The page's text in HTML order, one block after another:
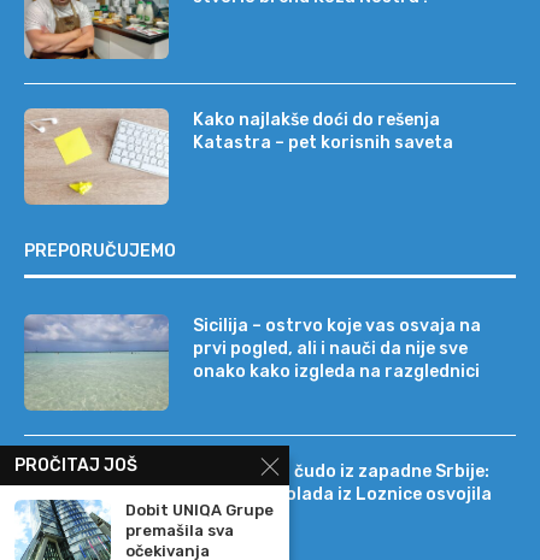
Kako najlakše doći do rešenja
Katastra – pet korisnih saveta
PREPORUČUJEMO
Sicilija – ostrvo koje vas osvaja na
prvi pogled, ali i nauči da nije sve
onako kako izgleda na razglednici
Tehnološko čudo iz zapadne Srbije:
kako je čokolada iz Loznice osvojila
22 tržišta
PROČITAJ JOŠ
Dobit UNIQA Grupe
premašila sva
očekivanja